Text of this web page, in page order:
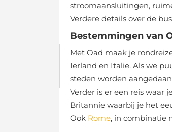
stroomaansluitingen,
Verdere details over de
Bestemmingen van
Met Oad maak je
Ierland en Italie. Als we
steden worden
Verder is er een reis waar
Britannie waarbij je het
Ook Rome, in combinatie